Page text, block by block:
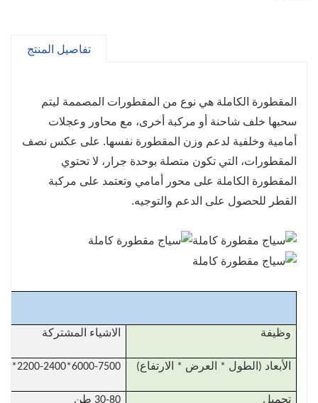
إلى أنواع أخرى من الشاحنات. لديهم قدرة تحميل
4. مرونة عالية: يمكن تجهيز نصف المقطورة ذات
المقطورة الكاملة بأنواع مختلفة من المقطورات
وفقا للمتطلبات، والتكيف مع مختلف أنواع وأحجام
نقل البضائع.
تتيح لهم هذه المرونة تلبية احتياجات النقل المختلفة
وتحسين النقل
كفاءة.
الجرار والمقطورة في أ
تعمل نصف المقطورة ذات المقطورة الكاملة على
تحسين القدرة الشاملة على المناورة للمركبة. مقدمة
يدعم الجرار الجزء الأمامي من المقطورة، مما يؤدي
قيادة أكثر استقرارًا، مما يقلل من صعوبة المناورة.
تفاصيل المنتج
المقطورة الكاملة هي نوع من المقطورات المصممة ليتم
سحبها خلف شاحنة أو مركبة أخرى، مع محاور وعجلات
أمامية وخلفية لدعم وزن المقطورة نفسها. على عكس نصف
المقطورات، التي تكون متصلة بوحدة جرار، لا تحتوي
المقطورة الكاملة على محور أمامي وتعتمد على مركبة
القطر للحصول على الدعم والتوجيه.
وظيفة الاشياء المشتركة
الأبعاد (الطول * العرض * الارتفاع) 6000-7500*2200-2400*1200
تحميل 30-80 طن